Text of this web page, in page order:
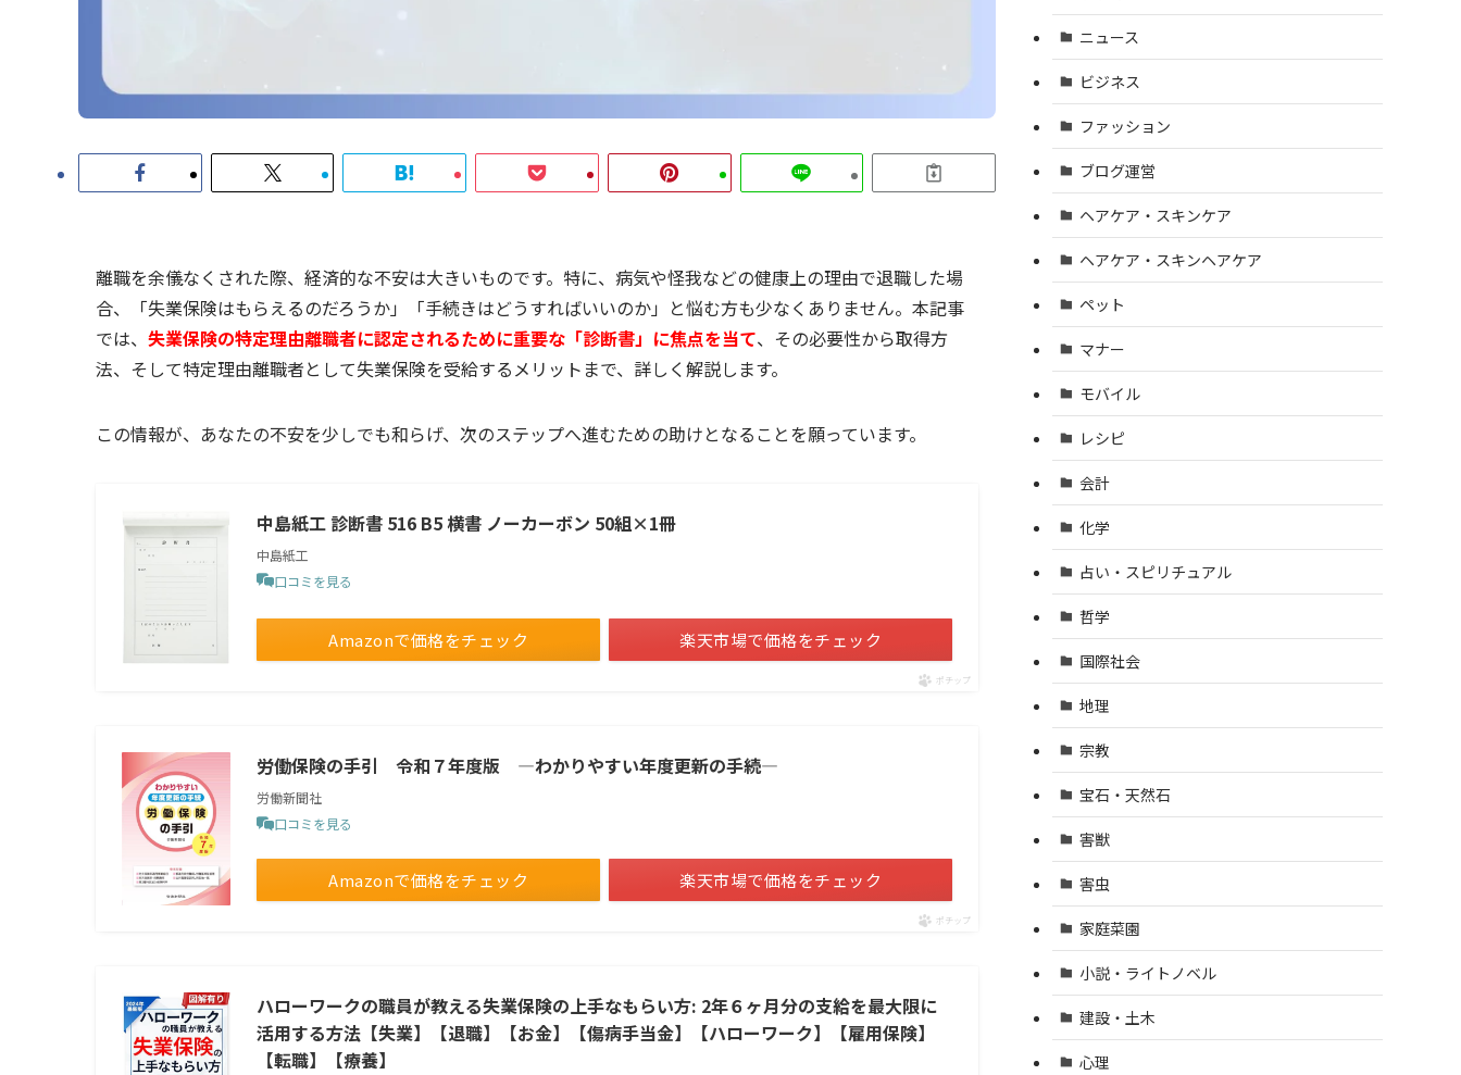
離職を余儀なくされた際、経済的な不安は大きいものです。特に、病気や怪我などの健康上の理由で退職した場
合、「失業保険はもらえるのだろうか」「手続きはどうすればいいのか」と悩む方も少なくありません。本記事
では、 失業保険の特定理由離職者に認定されるために重要な「診断書」に焦点を当て、その必要性から取得方
法、そして特定理由離職者として失業保険を受給するメリットまで、詳しく解説します。
この情報が、あなたの不安を少しでも和らげ、次のステップへ進むための助けとなることを願っています。
中島紙工 診断書 516 B5 横書 ノーカーボン 50組×1冊
中島紙工
口コミを見る
Amazonで価格をチェック 楽天市場で価格をチェック
ポチップ
労働保険の手引 令和７年度版 ―わかりやすい年度更新の手続―
労働新聞社
口コミを見る
Amazonで価格をチェック 楽天市場で価格をチェック
ポチップ
ハローワークの職員が教える失業保険の上手なもらい方: 2年６ヶ月分の支給を最大限に
活用する方法【失業】【退職】【お金】【傷病手当金】【ハローワーク】【雇用保険】
【転職】【療養】
ニュース
ビジネス
ファッション
ブログ運営
ヘアケア・スキンケア
ヘアケア・スキンヘアケア
ペット
マナー
モバイル
レシピ
会計
化学
占い・スピリチュアル
哲学
国際社会
地理
宗教
宝石・天然石
害獣
害虫
家庭菜園
小説・ライトノベル
建設・土木
心理